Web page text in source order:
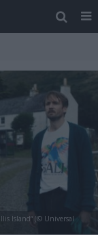
Island“ (© Universal